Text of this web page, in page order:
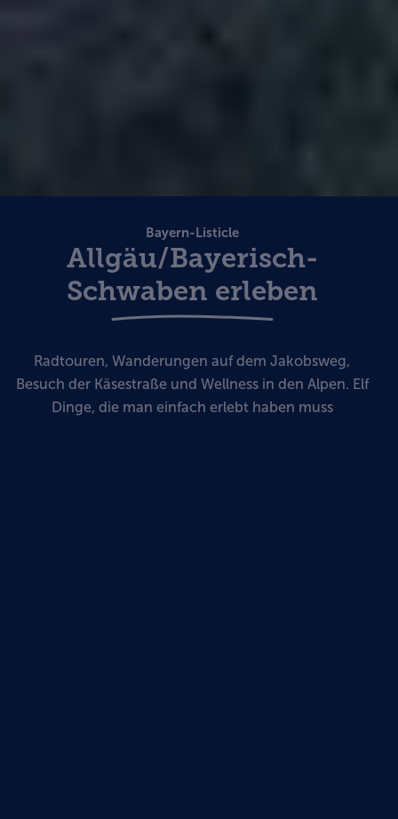
Bayern-Listicle
Allgäu/Bayerisch-
Schwaben erleben
Radtouren, Wanderungen auf dem Jakobsweg,
Besuch der Käsestraße und Wellness in den Alpen. Elf
Dinge, die man einfach erlebt haben muss